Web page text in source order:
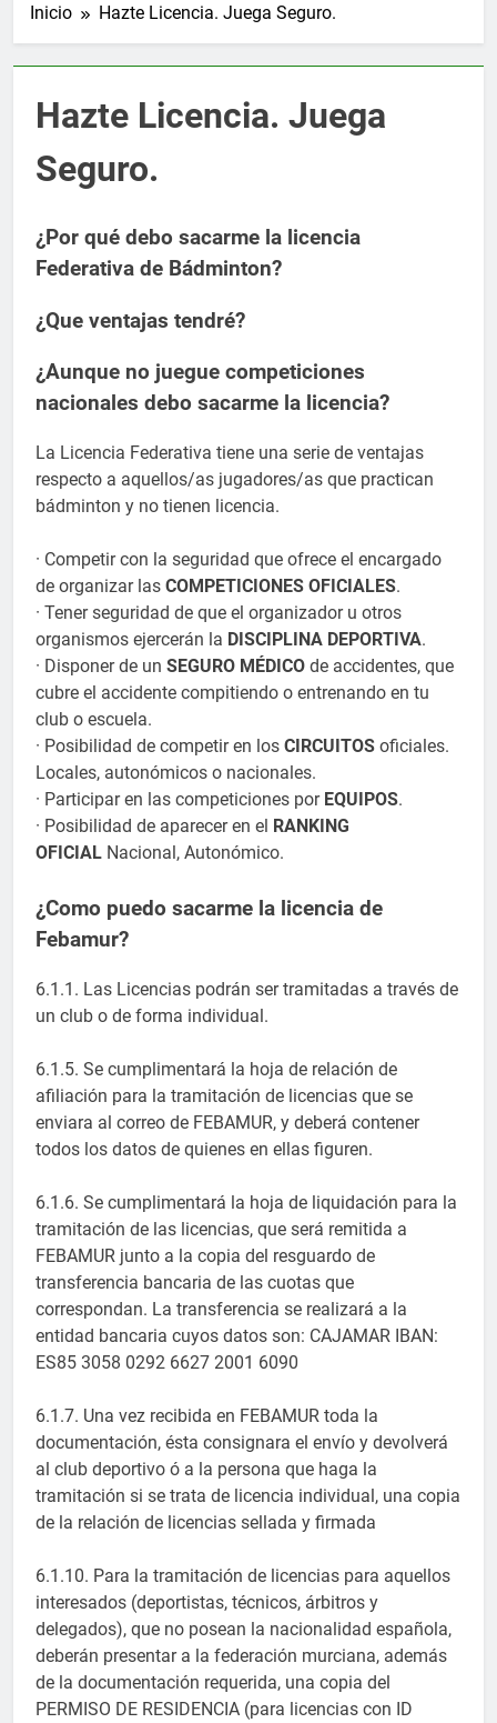
Inicio Hazte Licencia. Juega Seguro.
Hazte Licencia. Juega
Seguro.
¿Por qué debo sacarme la licencia
Federativa de Bádminton?
¿Que ventajas tendré?
¿Aunque no juegue competiciones
nacionales debo sacarme la licencia?
La Licencia Federativa tiene una serie de ventajas
respecto a aquellos/as jugadores/as que practican
bádminton y no tienen licencia.
· Competir con la seguridad que ofrece el encargado
de organizar las COMPETICIONES OFICIALES.
· Tener seguridad de que el organizador u otros
organismos ejercerán la DISCIPLINA DEPORTIVA.
· Disponer de un SEGURO MÉDICO de accidentes, que
cubre el accidente compitiendo o entrenando en tu
club o escuela.
· Posibilidad de competir en los CIRCUITOS oficiales.
Locales, autonómicos o nacionales.
· Participar en las competiciones por EQUIPOS.
· Posibilidad de aparecer en el RANKING
OFICIAL Nacional, Autonómico.
¿Como puedo sacarme la licencia de
Febamur?
6.1.1. Las Licencias podrán ser tramitadas a través de
un club o de forma individual.
6.1.5. Se cumplimentará la hoja de relación de
afiliación para la tramitación de licencias que se
enviara al correo de FEBAMUR, y deberá contener
todos los datos de quienes en ellas figuren.
6.1.6. Se cumplimentará la hoja de liquidación para la
tramitación de las licencias, que será remitida a
FEBAMUR junto a la copia del resguardo de
transferencia bancaria de las cuotas que
correspondan. La transferencia se realizará a la
entidad bancaria cuyos datos son: CAJAMAR IBAN:
ES85 3058 0292 6627 2001 6090
6.1.7. Una vez recibida en FEBAMUR toda la
documentación, ésta consignara el envío y devolverá
al club deportivo ó a la persona que haga la
tramitación si se trata de licencia individual, una copia
de la relación de licencias sellada y firmada
6.1.10. Para la tramitación de licencias para aquellos
interesados (deportistas, técnicos, árbitros y
delegados), que no posean la nacionalidad española,
deberán presentar a la federación murciana, además
de la documentación requerida, una copia del
PERMISO DE RESIDENCIA (para licencias con ID